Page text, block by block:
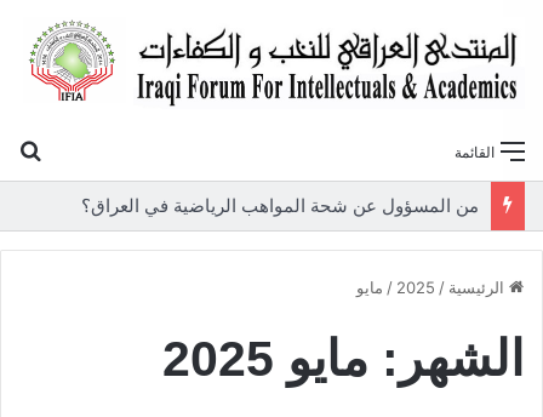
القائمة
الرئيسية /
2025
/ مايو
الشهر: مايو 2025